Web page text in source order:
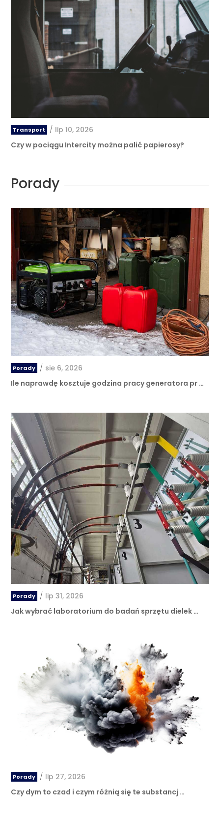
Transport / lip 10, 2026
Czy w pociągu Intercity można palić papierosy?
Porady
Porady / sie 6, 2026
Ile naprawdę kosztuje godzina pracy generatora pr …
Porady / lip 31, 2026
Jak wybrać laboratorium do badań sprzętu dielek …
Porady / lip 27, 2026
Czy dym to czad i czym różnią się te substancj …